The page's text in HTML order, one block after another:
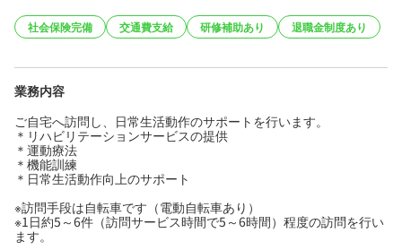
社会保険完備 交通費支給 研修補助あり 退職金制度あり
業務内容
ご自宅へ訪問し、日常生活動作のサポートを行います。
＊リハビリテーションサービスの提供
＊運動療法
＊機能訓練
＊日常生活動作向上のサポート
※訪問手段は自転車です（電動自転車あり）
※1日約5～6件（訪問サービス時間で5～6時間）程度の訪問を行い
ます。